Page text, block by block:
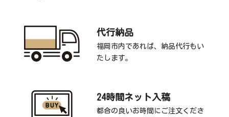
代行納品
福岡市内であれば、納品代行もい
たします。
24時間ネット入稿
都合の良いお時間にご注文くださ